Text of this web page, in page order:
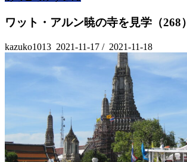
ワット・アルン暁の寺を見学（268）
kazuko1013 2021-11-17 / 2021-11-18